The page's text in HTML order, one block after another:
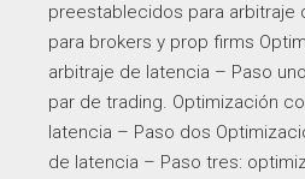
preestablecidos para arbitraje
para brokers y prop firms
arbitraje de latencia – Paso
par de trading. Optimización
latencia – Paso dos
de latencia – Paso tres: